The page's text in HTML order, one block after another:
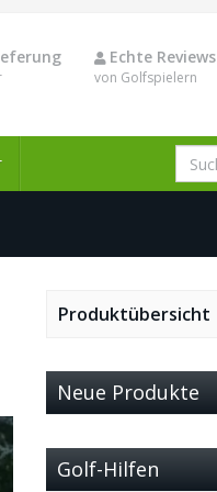
Echte Reviews
von Golfspielern
Produktübersicht
Neue Produkte
Golf-Hilfen